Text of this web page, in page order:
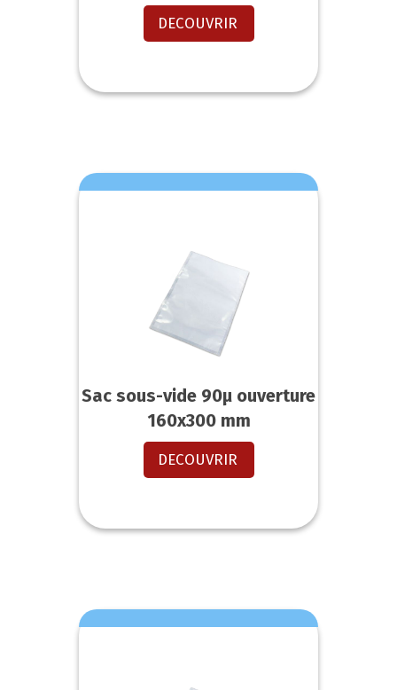
DECOUVRIR
Sac sous-vide 90µ ouverture
160x300 mm
DECOUVRIR